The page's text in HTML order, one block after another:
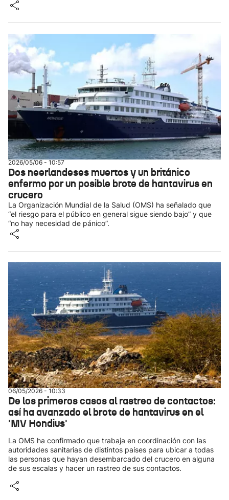
2026/05/06 - 10:57
Dos neerlandeses muertos y un británico
enfermo por un posible brote de hantavirus en
crucero
La Organización Mundial de la Salud (OMS) ha señalado que
“el riesgo para el público en general sigue siendo bajo” y que
“no hay necesidad de pánico”.
06/05/2026 - 10:33
De los primeros casos al rastreo de contactos:
así ha avanzado el brote de hantavirus en el
'MV Hondius'
La OMS ha confirmado que trabaja en coordinación con las
autoridades sanitarias de distintos países para ubicar a todas
las personas que hayan desembarcado del crucero en alguna
de sus escalas y hacer un rastreo de sus contactos.